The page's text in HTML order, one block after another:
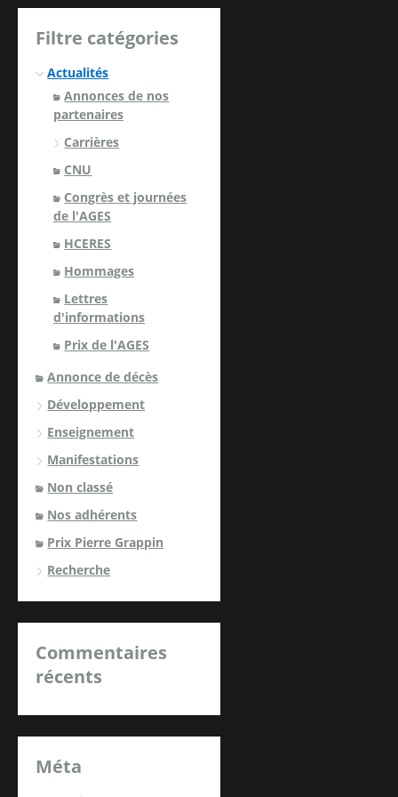
Filtre catégories
Actualités
Annonces de nos
partenaires
Carrières
CNU
Congrès et journées
de l'AGES
HCERES
Hommages
Lettres
d'informations
Prix de l'AGES
Annonce de décès
Développement
Enseignement
Manifestations
Non classé
Nos adhérents
Prix Pierre Grappin
Recherche
Commentaires
récents
Méta